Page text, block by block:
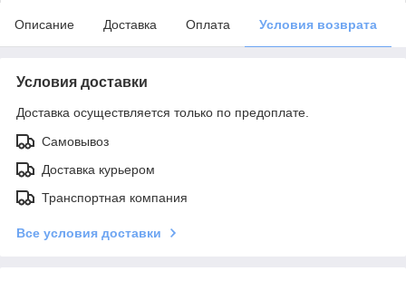
Описание Доставка Оплата Условия возврата
Условия доставки
Доставка осуществляется только по предоплате.
Самовывоз
Доставка курьером
Транспортная компания
Все условия доставки